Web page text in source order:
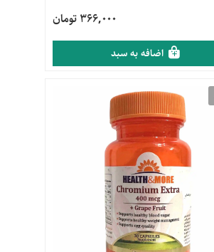
366,000 تومان
اضافه به سبد